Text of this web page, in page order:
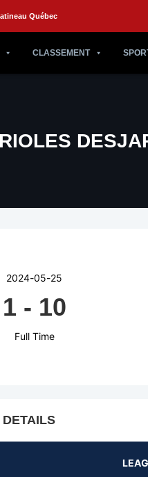
Québec
CLASSEMENT
2024-05-25
1 - 10
Full Time
DETAILS